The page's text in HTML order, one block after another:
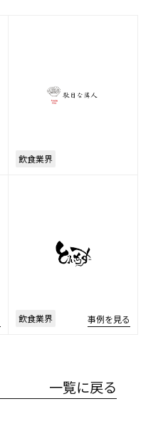
飲食業界
飲食業界 事例を見る
一覧に戻る